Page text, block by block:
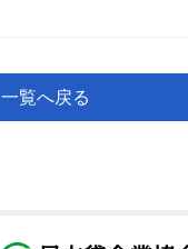
一覧へ戻る